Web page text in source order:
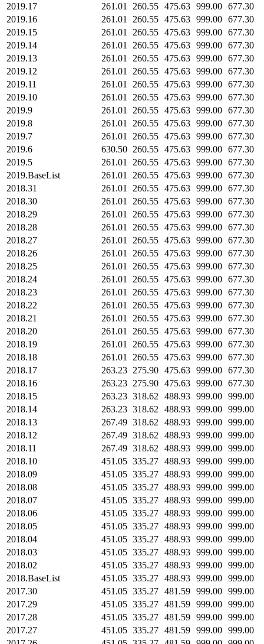
2019.17
261.01 260.55 475.63 999.00 677.30
2019.16
261.01 260.55 475.63 999.00 677.30
2019.15
261.01 260.55 475.63 999.00 677.30
2019.14
261.01 260.55 475.63 999.00 677.30
2019.13
261.01 260.55 475.63 999.00 677.30
2019.12
261.01 260.55 475.63 999.00 677.30
2019.11
261.01 260.55 475.63 999.00 677.30
2019.10
261.01 260.55 475.63 999.00 677.30
2019.9
261.01 260.55 475.63 999.00 677.30
2019.8
261.01 260.55 475.63 999.00 677.30
2019.7
261.01 260.55 475.63 999.00 677.30
2019.6
630.50 260.55 475.63 999.00 677.30
2019.5
261.01 260.55 475.63 999.00 677.30
2019.BaseList
261.01 260.55 475.63 999.00 677.30
2018.31
261.01 260.55 475.63 999.00 677.30
2018.30
261.01 260.55 475.63 999.00 677.30
2018.29
261.01 260.55 475.63 999.00 677.30
2018.28
261.01 260.55 475.63 999.00 677.30
2018.27
261.01 260.55 475.63 999.00 677.30
2018.26
261.01 260.55 475.63 999.00 677.30
2018.25
261.01 260.55 475.63 999.00 677.30
2018.24
261.01 260.55 475.63 999.00 677.30
2018.23
261.01 260.55 475.63 999.00 677.30
2018.22
261.01 260.55 475.63 999.00 677.30
2018.21
261.01 260.55 475.63 999.00 677.30
2018.20
261.01 260.55 475.63 999.00 677.30
2018.19
261.01 260.55 475.63 999.00 677.30
2018.18
261.01 260.55 475.63 999.00 677.30
2018.17
263.23 275.90 475.63 999.00 677.30
2018.16
263.23 275.90 475.63 999.00 677.30
2018.15
263.23 318.62 488.93 999.00 999.00
2018.14
263.23 318.62 488.93 999.00 999.00
2018.13
267.49 318.62 488.93 999.00 999.00
2018.12
267.49 318.62 488.93 999.00 999.00
2018.11
267.49 318.62 488.93 999.00 999.00
2018.10
451.05 335.27 488.93 999.00 999.00
2018.09
451.05 335.27 488.93 999.00 999.00
2018.08
451.05 335.27 488.93 999.00 999.00
2018.07
451.05 335.27 488.93 999.00 999.00
2018.06
451.05 335.27 488.93 999.00 999.00
2018.05
451.05 335.27 488.93 999.00 999.00
2018.04
451.05 335.27 488.93 999.00 999.00
2018.03
451.05 335.27 488.93 999.00 999.00
2018.02
451.05 335.27 488.93 999.00 999.00
2018.BaseList
451.05 335.27 488.93 999.00 999.00
2017.30
451.05 335.27 481.59 999.00 999.00
2017.29
451.05 335.27 481.59 999.00 999.00
2017.28
451.05 335.27 481.59 999.00 999.00
2017.27
451.05 335.27 481.59 999.00 999.00